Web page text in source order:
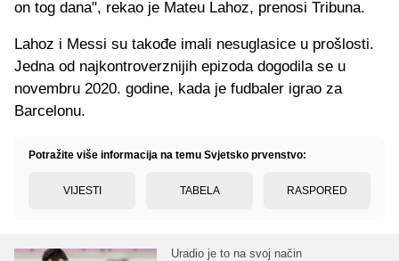
on tog dana", rekao je Mateu Lahoz, prenosi Tribuna.
Lahoz i Messi su takođe imali nesuglasice u prošlosti.
Jedna od najkontroverznijih epizoda dogodila se u
novembru 2020. godine, kada je fudbaler igrao za
Barcelonu.
Potražite više informacija na temu Svjetsko prvenstvo:
VIJESTI TABELA RASPORED
Uradio je to na svoj način